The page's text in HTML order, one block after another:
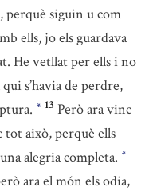
perquè siguin u com
ells, jo els guardava
He vetllat per ells i no
s’havia de perdre,
* 13 Però ara vinc
tot això, perquè ells
alegria completa. *
ara el món els odia,